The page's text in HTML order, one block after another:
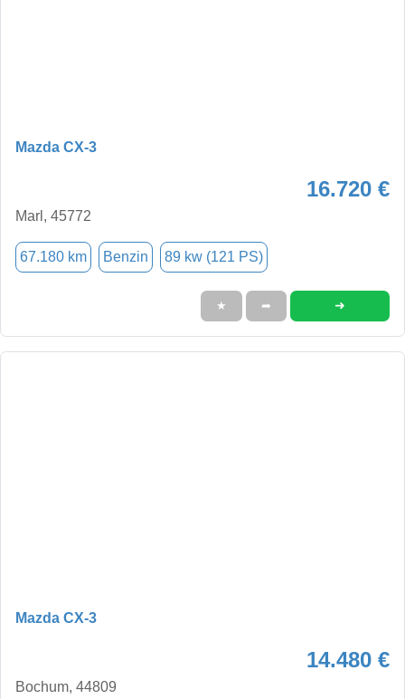
Mazda CX-3
16.720 €
Marl, 45772
67.180 km Benzin 89 kw (121 PS)
★ ➦ ➜
Mazda CX-3
14.480 €
Bochum, 44809